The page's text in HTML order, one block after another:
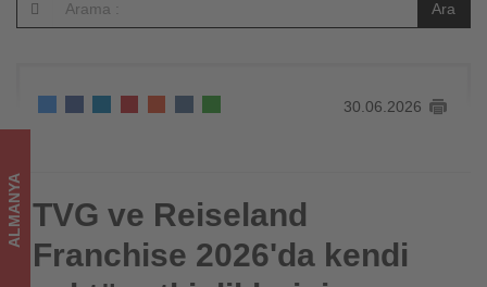
sektör
etkinliklerini
düzenleyecek
-
Tourexpi,
sizler
Ara
30.06.2026
TVG ve Reiseland Franchise 2026'da kendi sektör
etkinliklerini düzenleyecek
ALMANYA TVG ve Reiseland
Franchise 2026'da kendi